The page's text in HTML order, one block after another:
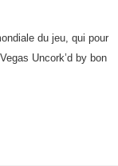
du jeu, qui pour
Uncork’d by bon